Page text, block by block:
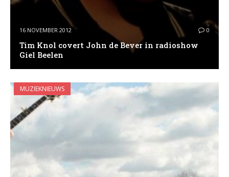
16 NOVEMBER 2012 0
Tim Knol covert John de Bever in radioshow
Giel Beelen
MUZIEKNIEUWS